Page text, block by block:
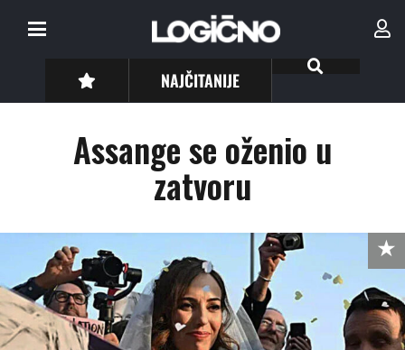
NAJČITANIJE
Assange se oženio u
zatvoru